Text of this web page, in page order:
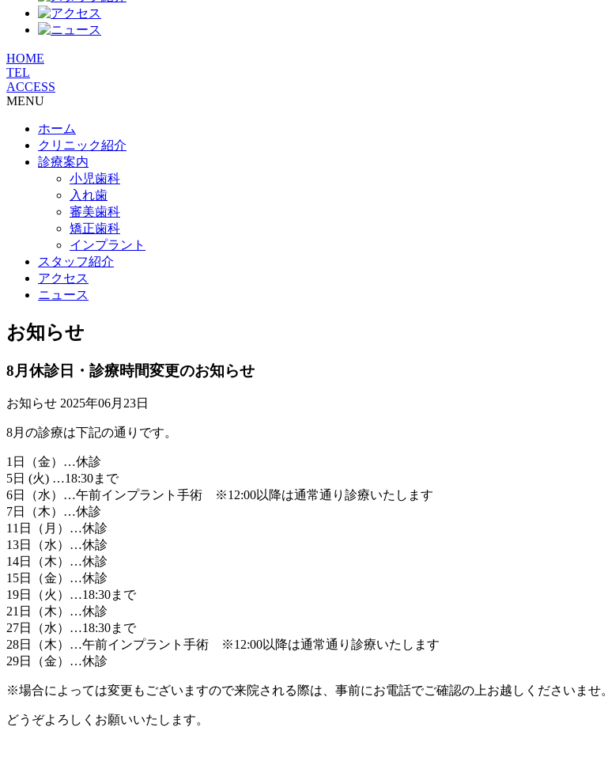
HOME
TEL
ACCESS
MENU
ホーム
クリニック紹介
診療案内
小児歯科
入れ歯
審美歯科
矯正歯科
インプラント
スタッフ紹介
アクセス
ニュース
お知らせ
8月休診日・診療時間変更のお知らせ
お知らせ 2025年06月23日
8月の診療は下記の通りです。
1日（金）…休診
5日 (火) …18:30まで
6日（水）…午前インプラント手術 ※12:00以降は通常通り診療いたします
7日（木）…休診
11日（月）…休診
13日（水）…休診
14日（木）…休診
15日（金）…休診
19日（火）…18:30まで
21日（木）…休診
27日（水）…18:30まで
28日（木）…午前インプラント手術 ※12:00以降は通常通り診療いたします
29日（金）…休診
※場合によっては変更もございますので来院される際は、事前にお電話でご確認の上お越しくださいませ。
どうぞよろしくお願いいたします。